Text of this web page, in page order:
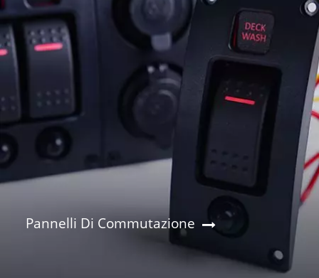
Pannelli Di Commutazione